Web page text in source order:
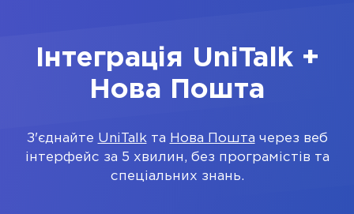
Інтеграція UniTalk +
Нова Пошта
З'єднайте UniTalkта Нова Пошта через веб
інтерфейс за 5 хвилин, без програмістів та
спеціальних знань.